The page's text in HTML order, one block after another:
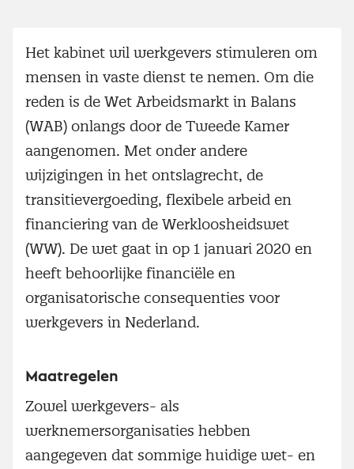
Het kabinet wil werkgevers stimuleren om
mensen in vaste dienst te nemen. Om die
reden is de Wet Arbeidsmarkt in Balans
(WAB) onlangs door de Tweede Kamer
aangenomen. Met onder andere
wijzigingen in het ontslagrecht, de
transitievergoeding, flexibele arbeid en
financiering van de Werkloosheidswet
(WW). De wet gaat in op 1 januari 2020 en
heeft behoorlijke financiële en
organisatorische consequenties voor
werkgevers in Nederland.
Maatregelen
Zowel werkgevers- als
werknemersorganisaties hebben
aangegeven dat sommige huidige wet- en